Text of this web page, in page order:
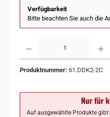
Verfügbarkeit
Bitte beachten Sie auch die
Produktnummer: 61.DDK2-2C
Nur für
Auf ausgewählte Produkte gibt